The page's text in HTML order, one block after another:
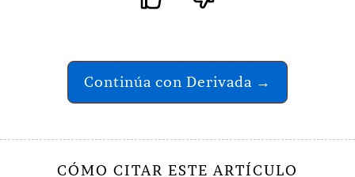
Continúa con Derivada →
CÓMO CITAR ESTE ARTÍCULO